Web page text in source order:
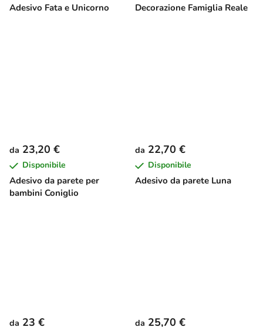
Adesivo Fata e Unicorno Decorazione Famiglia Reale
Adesivo da parete per
bambini Coniglio
da 23,20 €
Disponibile
Adesivo da parete Luna
da 22,70 €
Disponibile
da 23 € da 25,70 €